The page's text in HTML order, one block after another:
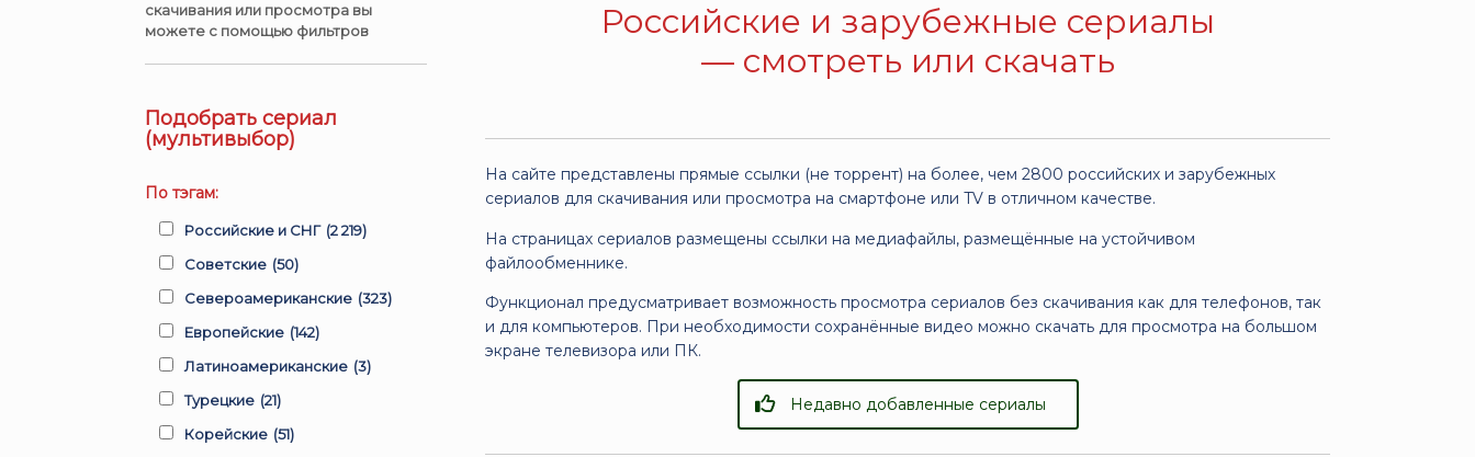
Российские и зарубежные сериалы
— смотреть или скачать
На сайте представлены прямые ссылки (не торрент) на более, чем 2800 российских и зарубежных
сериалов для скачивания или просмотра на смартфоне или TV в отличном качестве.
На страницах сериалов размещены ссылки на медиафайлы, размещённые на устойчивом
файлообменнике.
Функционал предусматривает возможность просмотра сериалов без скачивания как для телефонов, так
и для компьютеров. При необходимости сохранённые видео можно скачать для просмотра на большом
экране телевизора или ПК.
Недавно добавленные сериалы
скачивания или просмотра вы
можете с помощью фильтров
Подобрать сериал
(мультивыбор)
По тэгам:
Российские и СНГ (2 219)
Советские (50)
Североамериканские (323)
Европейские (142)
Латиноамериканские (3)
Турецкие (21)
Корейские (51)